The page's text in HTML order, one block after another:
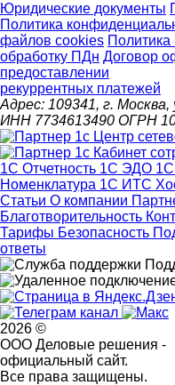
Юридические документы
Политика
файлов cookies
обработку ПДн Договор
предоставлении
рекуррентных платежей
Адрес: 109341, г.
ИНН 7734613490 ОГРН
1С Отчетность 1С ЭДО 1С
Номенклатура 1С ИТС
Статьи О компании
Благотворительность
Тарифы Безопасность
ответы
2026 ©
ООО Деловые решения -
официальный сайт.
Все права защищены.